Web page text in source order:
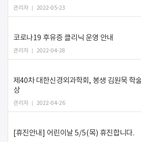
관리자 2022-05-23
코로나19 후유증 클리닉 운영 안내
관리자 2022-04-28
제40차 대한신경외과학회, 봉생 김원묵 학
상
관리자 2022-04-26
[휴진안내] 어린이날 5/5(목) 휴진합니다.